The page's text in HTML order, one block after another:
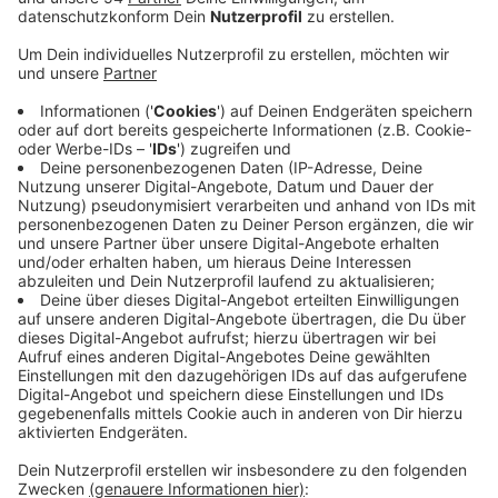
Veröffentlicht:Mittwoch, 03.01.2024 14:57
Anzeige
Im letzten Monat waren rund 13.650 Menschen in
unserer Stadt arbeitslos. Allein im Dezember sind 160
Arbeitslose hinzugekommen. Die Arbeitslosenquote
ist aber kaum angestiegen und liegt in
Mönchengladbach bei 9,7 Prozent. Auffällig ist aber,
dass im Dezember weniger Mönchengladbacher einen
neuen Job gefunden haben - im Vormonat war eine
Jobsuche in unserer Stadt noch erfolgreicher, zeigen
Zahlen der Arbeitsagentur. Und das, obwohl die
Unternehmen auch zuletzt weitere offene Stellen
gemeldet hatten - insgesamt gab es im Dezember